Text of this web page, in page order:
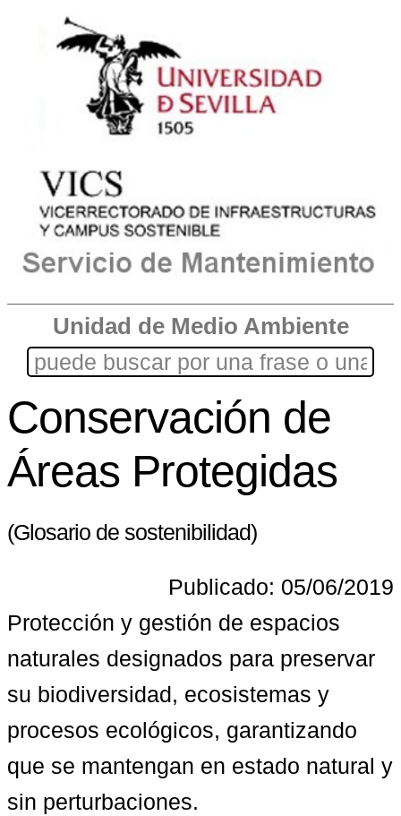
Unidad de Medio Ambiente
Conservación de
Áreas Protegidas
(Glosario de sostenibilidad)
Publicado: 05/06/2019
Protección y gestión de espacios
naturales designados para preservar
su biodiversidad, ecosistemas y
procesos ecológicos, garantizando
que se mantengan en estado natural y
sin perturbaciones.